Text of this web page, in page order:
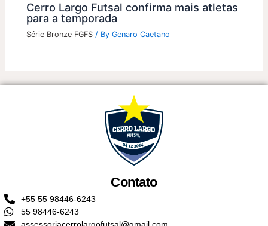
Cerro Largo Futsal confirma mais atletas
para a temporada
Série Bronze FGFS / ByGenaro Caetano
Contato
+55 55 98446-6243
55 98446-6243
assessoriacerrolargofutsal@gmail.com